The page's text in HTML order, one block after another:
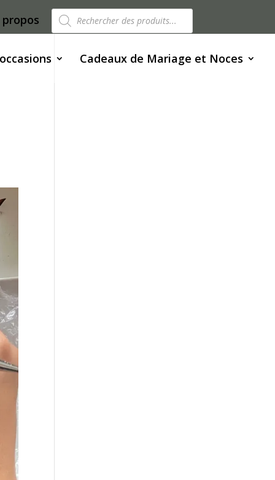
propos Recherche
de
produits
Cadeaux de Mariage et Noces